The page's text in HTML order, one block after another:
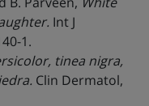
Int J
1.
tinea nigra,
Clin Dermatol,